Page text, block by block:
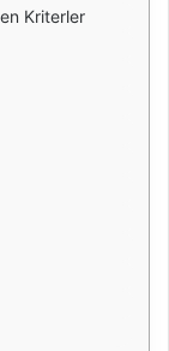
Kriterler